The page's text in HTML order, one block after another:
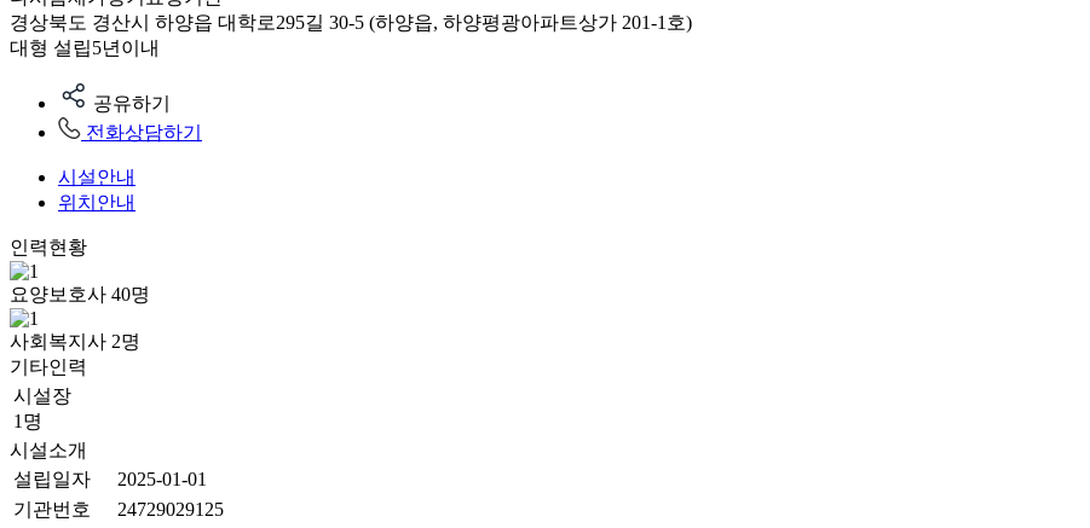
경상북도 경산시 하양읍 대학로295길 30-5 (하양읍, 하양평광아파트상가 201-1호)
대형 설립5년이내
공유하기
전화상담하기
시설안내
위치안내
인력현황
요양보호사 40명
사회복지사 2명
기타인력
시설장
1명
시설소개
설립일자
2025-01-01
기관번호
24729029125